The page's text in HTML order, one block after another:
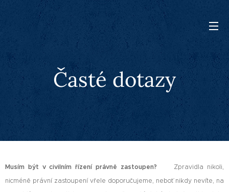
Časté dotazy
Musím být v civilním řízení právně zastoupen? Zpravidla nikoli,
nicméně právní zastoupení vřele doporučujeme, neboť nikdy nevíte, na